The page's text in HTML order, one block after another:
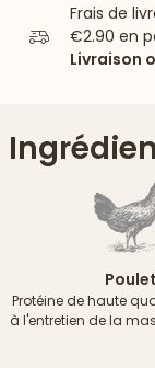
Frais de
€2.90 en
Livraison
Poulet
Protéine de haute
à l'entretien de la